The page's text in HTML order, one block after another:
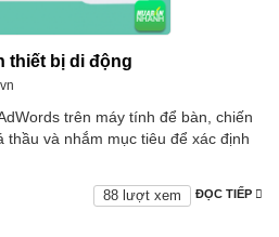
thiết bị di động
trên máy tính để bàn, chiến
thầu và nhắm mục tiêu để xác định
ĐỌC TIẾP
88 lượt xem